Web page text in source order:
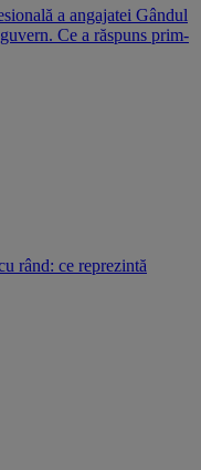
a angajatei Gândul
Ce a răspuns prim-
rând: ce reprezintă